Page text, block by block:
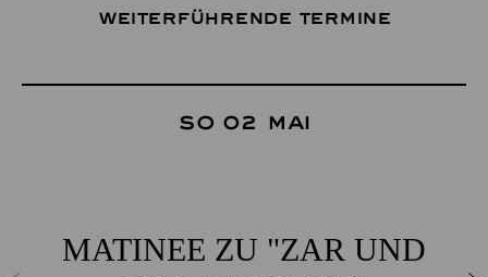
Weiterführende Termine
So 02 Mai
MATINEE ZU "ZAR UND